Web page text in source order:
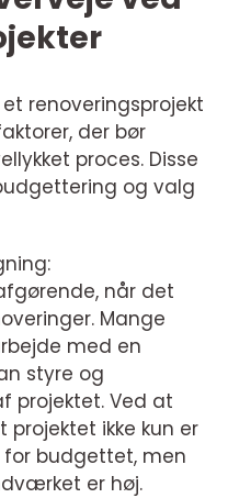
renoveringsprojekt
der bør
proces. Disse
og valg
når det
Mange
med en
styre og
projektet. Ved at
projektet ikke kun er
budgettet, men
er høj.